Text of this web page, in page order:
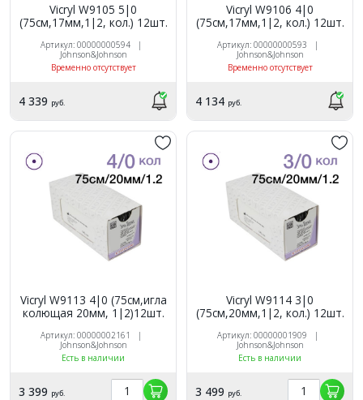
Vicryl W9105 5|0
(75см,17мм,1|2, кол.) 12шт.
Артикул: 00000000594 |
Johnson&Johnson
Временно отсутствует
4 339 руб.
Vicryl W9106 4|0
(75см,17мм,1|2, кол.) 12шт.
Артикул: 00000000593 |
Johnson&Johnson
Временно отсутствует
4 134 руб.
Vicryl W9113 4|0 (75см,игла
колющая 20мм, 1|2)12шт.
Артикул: 00000002161 |
Johnson&Johnson
Есть в наличии
3 399 руб.
Vicryl W9114 3|0
(75см,20мм,1|2, кол.) 12шт.
Артикул: 00000001909 |
Johnson&Johnson
Есть в наличии
3 499 руб.